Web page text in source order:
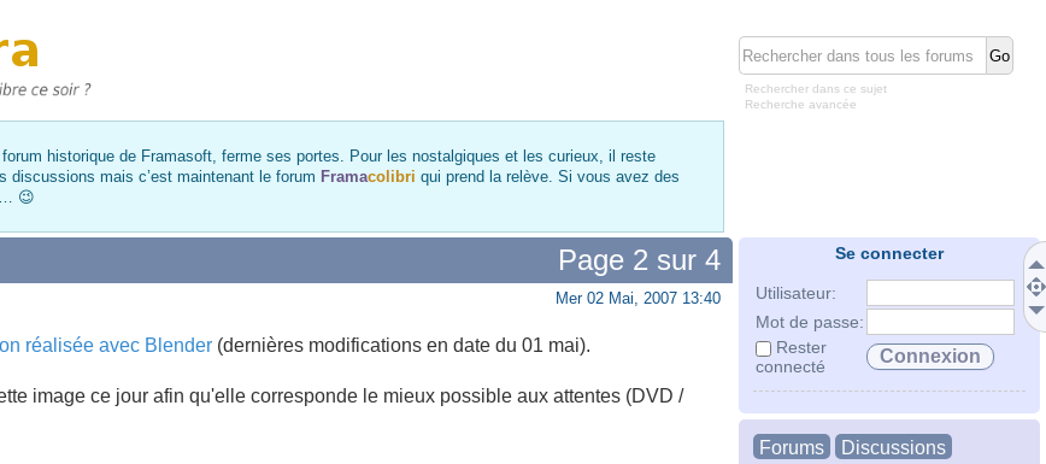
Rechercher dans ce sujet
Recherche avancée
historique de Framasoft, ferme ses portes. Pour les nostalgiques et les curieux, il reste
discussions mais c’est maintenant le forum Framacolibri qui prend la relève. Si vous avez des
😉
Se connecter
Utilisateur:
Mot de passe:
Rester
connecté
Forums Discussions
Page 2 sur 4
Mer 02 Mai, 2007 13:40
réalisée avec Blender(dernières modifications en date du 01 mai).
image ce jour afin qu'elle corresponde le mieux possible aux attentes (DVD /